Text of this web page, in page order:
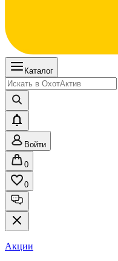
Каталог
Войти
0
0
Акции